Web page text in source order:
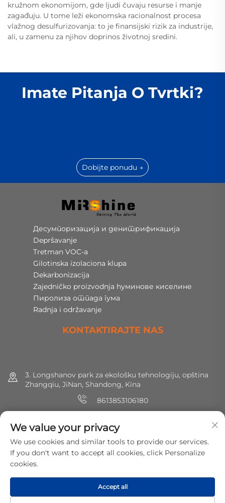
kružnom ekonomijom, gde ljudi čuvaju resurse i manje
zagađuju. U tome leži ekonomska racionalnost procesa
vlažnog desulfurizovanja: to je finansijski rizik za industrije,
ali, u zamenu za njihov doprinos životnoj sredini.
Imate Pitanja O Tvrtki?
Dobijte ponudu →
Десумпоризација и денитрификација
Depršavanje
Tretman VOC-a
Gilotinska izolaciona klupa
Dekarbonizacija
Zajedničko proizvodnja hуминове киселине
Пиролиза отпада гума
Radnja i održavanje
KONTAKTIRAJTE NAS
3. Longshanov park za ekološku tehnologiju, opština
Zhangqiu, JiNan, Shandong, Kina
8613853106180
[email protected]
Technology Co., Ltd. Sva prava zadržana.
We value your privacy
We use cookies and similar tools to provide our services.
If you don't want to accept all cookies, click Personalize
cookies.
Accept all